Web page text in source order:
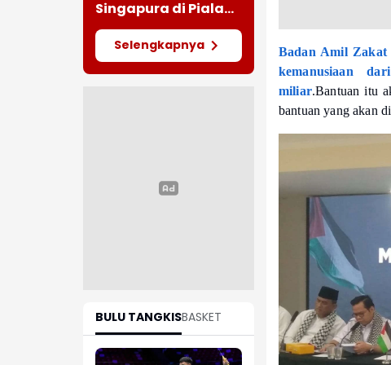
Singapura di Piala
Selengkapnya
BULU TANGKISBASKET
Badan Amil Zakat
kemanusiaan
miliar.Bantuan itu
bantuan yang akan